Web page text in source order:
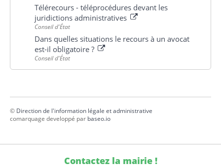
Télérecours - téléprocédures devant les
juridictions administratives
Conseil d'État
Dans quelles situations le recours à un avocat
est-il obligatoire ?
Conseil d'État
© Direction de l'information légale et administrative
comarquage developpé par baseo.io
Contactez la mairie !